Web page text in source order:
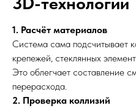
1. Расчёт материалов
Система сама подсчитывает
крепежей, стеклянных
Это облегчает составление
перерасхода.
2. Проверка коллизий